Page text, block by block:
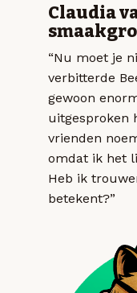
Claudia
“Nu moet je
verbitterde
gewoon
uitgesproken
vrienden
omdat ik het
Heb ik
betekent?”